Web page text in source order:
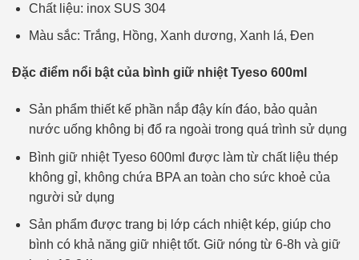
Chất liệu: inox SUS 304
Màu sắc: Trắng, Hồng, Xanh dương, Xanh lá, Đen
Đặc điểm nổi bật của bình giữ nhiệt Tyeso 600ml
Sản phẩm thiết kế phần nắp đậy kín đáo, bảo quản
nước uống không bị đổ ra ngoài trong quá trình sử dụng
Bình giữ nhiệt Tyeso 600ml được làm từ chất liệu thép
không gỉ, không chứa BPA an toàn cho sức khoẻ của
người sử dụng
Sản phẩm được trang bị lớp cách nhiệt kép, giúp cho
bình có khả năng giữ nhiệt tốt. Giữ nóng từ 6-8h và giữ